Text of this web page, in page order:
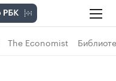
The Economist